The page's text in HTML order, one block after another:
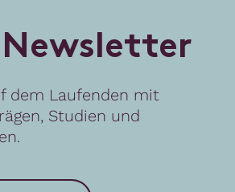
Newsletter
dem Laufenden mit
Studien und